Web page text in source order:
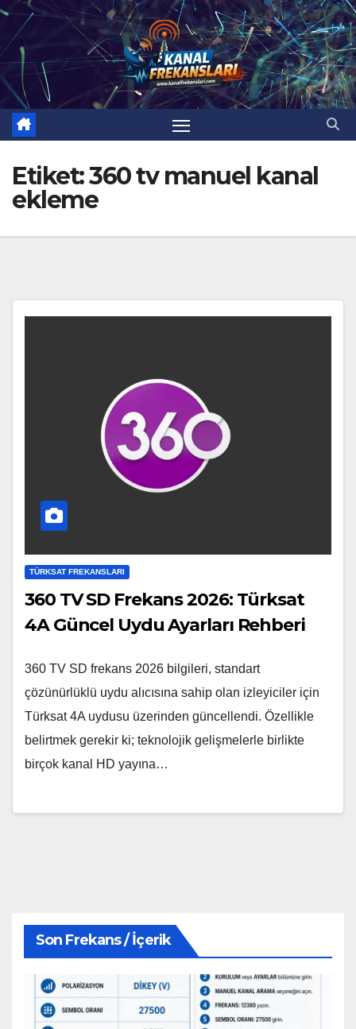
Skip
content
Etiket:360 tv manuel kanal
ekleme
TÜRKSAT FREKANSLARI
360 TV SD Frekans 2026: Türksat
4A Güncel Uydu Ayarları Rehberi
360 TV SD frekans 2026 bilgileri, standart
çözünürlüklü uydu alıcısına sahip olan izleyiciler için
Türksat 4A uydusu üzerinden güncellendi. Özellikle
belirtmek gerekir ki; teknolojik gelişmelerle birlikte
birçok kanal HD yayına…
Son Frekans / İçerik